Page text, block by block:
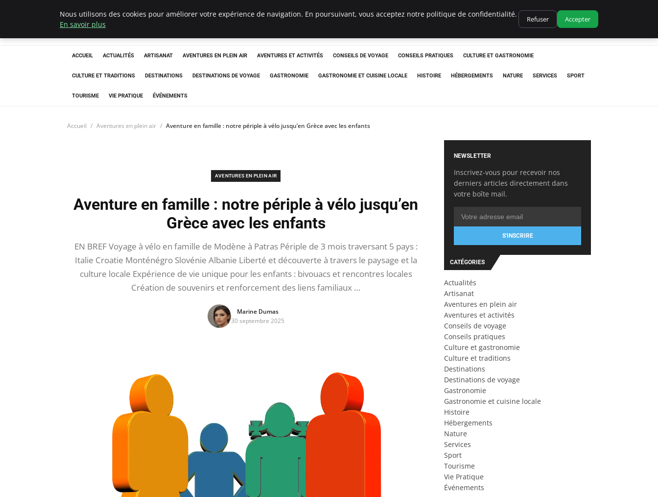
Correze Co
ACCUEIL ACTUALITÉS ARTISANAT AVENTURES EN PLEIN AIR AVENTURES ET ACTIVITÉS CONSEILS DE VOYAGE CONSEILS PRATIQUES CULTURE ET GASTRONOMIE
CULTURE ET TRADITIONS DESTINATIONS DESTINATIONS DE VOYAGE GASTRONOMIE GASTRONOMIE ET CUISINE LOCALE HISTOIRE HÉBERGEMENTS NATURE SERVICES SPORT
TOURISME VIE PRATIQUE ÉVÉNEMENTS
Accueil Aventures en plein air Aventure en famille : notre périple à vélo jusqu’en Grèce avec les enfants
AVENTURES EN PLEIN AIR
Aventure en famille : notre périple à vélo jusqu’en
Grèce avec les enfants
EN BREF Voyage à vélo en famille de Modène à Patras Périple de 3 mois traversant 5 pays :
Italie Croatie Monténégro Slovénie Albanie Liberté et découverte à travers le paysage et la
culture locale Expérience de vie unique pour les enfants : bivouacs et rencontres locales
Création de souvenirs et renforcement des liens familiaux …
Marine Dumas
30 septembre 2025
NEWSLETTER
Inscrivez-vous pour recevoir nos
derniers articles directement dans
votre boîte mail.
S'INSCRIRE
CATÉGORIES
Actualités
Artisanat
Aventures en plein air
Aventures et activités
Conseils de voyage
Conseils pratiques
Culture et gastronomie
Culture et traditions
Destinations
Destinations de voyage
Gastronomie
Gastronomie et cuisine locale
Histoire
Hébergements
Nature
Services
Sport
Tourisme
Vie Pratique
Événements
Nous utilisons des cookies pour améliorer votre expérience de navigation. En poursuivant, vous acceptez notre politique de confidentialité.
En savoir plus
Refuser Accepter